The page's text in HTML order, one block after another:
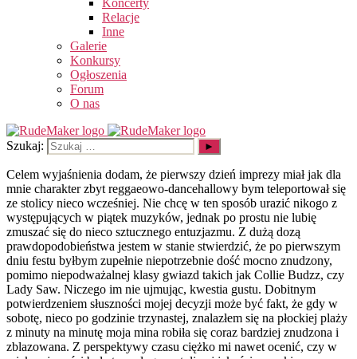
Relacje
Inne
Galerie
Konkursy
Ogłoszenia
Forum
O nas
Szukaj:
Celem wyjaśnienia dodam, że pierwszy dzień imprezy miał jak dla
mnie charakter zbyt reggaeowo-dancehallowy bym teleportował się
ze stolicy nieco wcześniej. Nie chcę w ten sposób urazić nikogo z
występujących w piątek muzyków, jednak po prostu nie lubię
zmuszać się do nieco sztucznego entuzjazmu. Z dużą dozą
prawdopodobieństwa jestem w stanie stwierdzić, że po pierwszym
dniu festu byłbym zupełnie niepotrzebnie dość mocno znudzony,
pomimo niepodważalnej klasy gwiazd takich jak Collie Budzz, czy
Lady Saw. Niczego im nie ujmując, kwestia gustu. Dobitnym
potwierdzeniem słuszności mojej decyzji może być fakt, że gdy w
sobotę, nieco po godzinie trzynastej, znalazłem się na płockiej plaży
z minuty na minutę moja mina robiła się coraz bardziej znudzona i
zblazowana. Z perspektywy czasu ciężko mi nawet ocenić, czy w